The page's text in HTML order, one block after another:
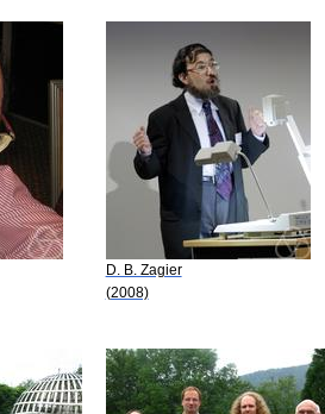
D. B. Zagier
(2008)